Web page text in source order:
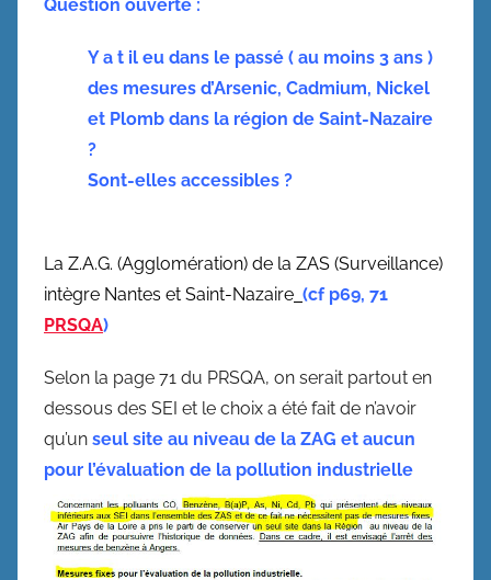
Question ouverte :
Y a t il eu dans le passé ( au moins 3 ans )
des mesures d’Arsenic, Cadmium, Nickel
et Plomb dans la région de Saint-Nazaire
?
Sont-elles accessibles ?
La Z.A.G. (Agglomération) de la ZAS (Surveillance)
intègre Nantes et Saint-Nazaire (cf p69, 71
PRSQA)
Selon la page 71 du PRSQA, on serait partout en
dessous des SEI et le choix a été fait de n’avoir
qu’un seul site au niveau de la ZAG et aucun
pour l’évaluation de la pollution industrielle